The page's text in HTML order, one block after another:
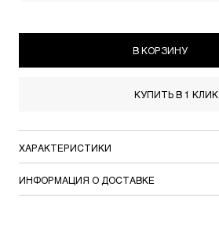
В КОРЗИНУ
КУПИТЬ В 1 КЛИК
ХАРАКТЕРИСТИКИ
ИНФОРМАЦИЯ О ДОСТАВКЕ